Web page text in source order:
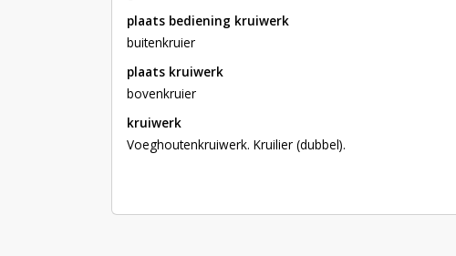
plaats bediening kruiwerk
buitenkruier
plaats kruiwerk
bovenkruier
kruiwerk
Voeghoutenkruiwerk. Kruilier (dubbel).